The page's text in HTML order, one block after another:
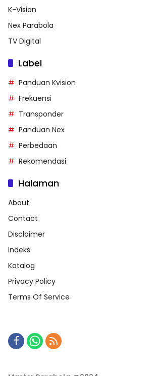
K-Vision
Nex Parabola
TV Digital
Label
Panduan Kvision
Frekuensi
Transponder
Panduan Nex
Perbedaan
Rekomendasi
Halaman
About
Contact
Disclaimer
Indeks
Katalog
Privacy Policy
Terms Of Service